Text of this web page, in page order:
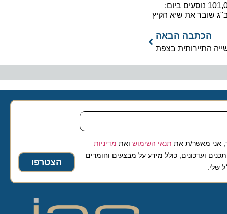
101,000 נוסעים ביום:
את שיא הקיץ
הכתבה הבאה
בצפת
מאשר/ת אתתנאי השימושואת מדיניות
כולל מידע על מבצעים וחומרים
הצטרפו